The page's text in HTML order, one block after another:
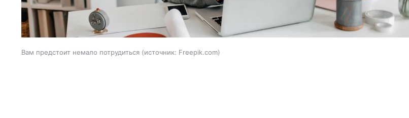
Вам предстоит немало потрудиться источник: Freepik.com